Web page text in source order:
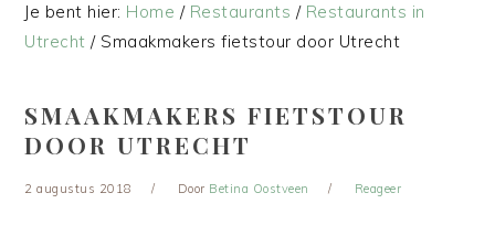
Je bent hier: Home / Restaurants / Restaurants in
Utrecht /Smaakmakers fietstour door Utrecht
SMAAKMAKERS FIETSTOUR
DOOR UTRECHT
2 augustus 2018 Door Betina Oostveen Reageer